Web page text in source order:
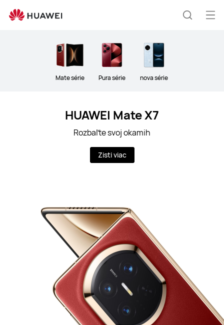
Mate série Pura série nova série
HUAWEI Mate X7
Rozbaľte svoj okamih
Zisti viac